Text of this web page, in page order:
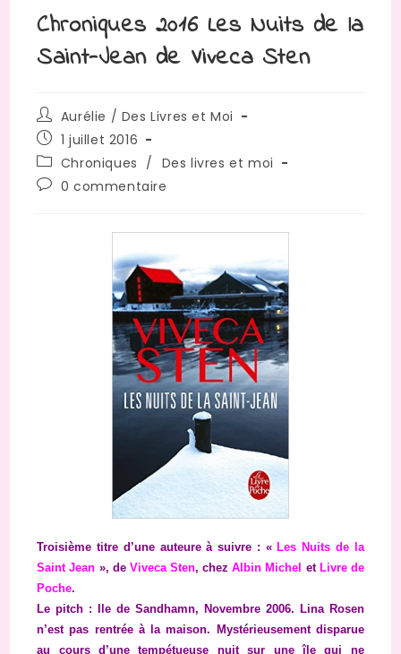
Chroniques 2016 Les Nuits de la
Saint-Jean de Viveca Sten
Auteur/autrice
de
la
publication :
Aurélie / Des Livres et Moi
Publication
publiée :
1 juillet 2016
Post
category:
Chroniques / Des livres et moi
Commentaires
publication :
0 commentaire
Troisième titre d’une auteure à suivre : « Les Nuits de la
Saint Jean », de Viveca Sten, chezAlbin Michel et Livre de
Poche.
Le pitch : Ile de Sandhamn, Novembre 2006. Lina Rosen
n’est pas rentrée à la maison. Mystérieusement disparue
au cours d’une tempétueuse nuit sur une île qui ne